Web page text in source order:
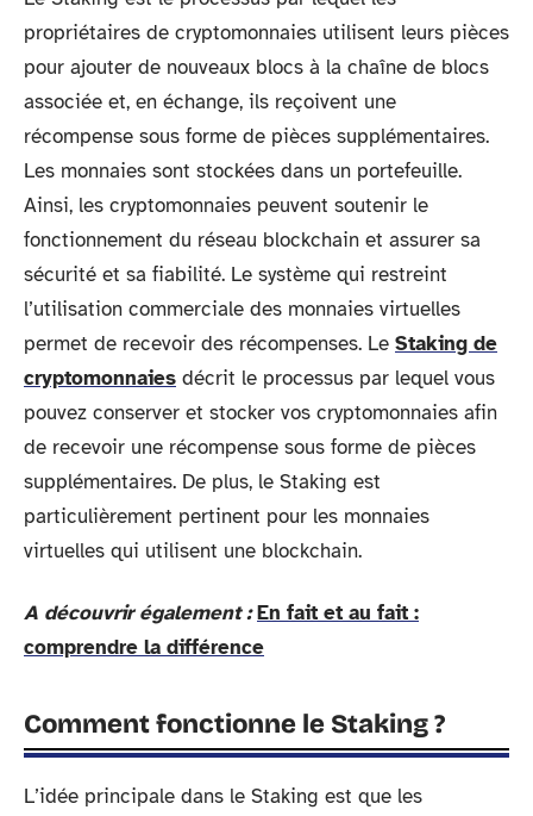
propriétaires de cryptomonnaies utilisent leurs pièces
pour ajouter de nouveaux blocs à la chaîne de blocs
associée et, en échange, ils reçoivent une
récompense sous forme de pièces supplémentaires.
Les monnaies sont stockées dans un portefeuille.
Ainsi, les cryptomonnaies peuvent soutenir le
fonctionnement du réseau blockchain et assurer sa
sécurité et sa fiabilité. Le système qui restreint
l’utilisation commerciale des monnaies virtuelles
permet de recevoir des récompenses. Le Staking de
cryptomonnaies décrit le processus par lequel vous
pouvez conserver et stocker vos cryptomonnaies afin
de recevoir une récompense sous forme de pièces
supplémentaires. De plus, le Staking est
particulièrement pertinent pour les monnaies
virtuelles qui utilisent une blockchain.
A découvrir également : En fait et au fait :
comprendre la différence
Comment fonctionne le Staking ?
L’idée principale dans le Staking est que les